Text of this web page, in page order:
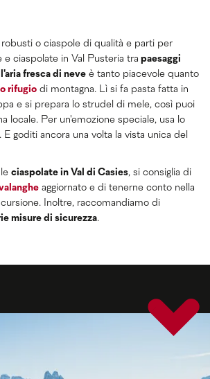
o ciaspole di qualità e parti per
e ciaspolate in Val Pusteria tra paesaggi
fresca di neve è tanto piacevole quanto
rifugio di montagna. Lì si fa pasta fatta in
e si prepara lo strudel di mele, così puoi
locale. Per un'emozione speciale, usa lo
E goditi ancora una volta la vista unica del
ciaspolate in Val di Casies, si consiglia di
aggiornato e di tenerne conto nella
Inoltre, raccomandiamo di
misure di sicurezza.